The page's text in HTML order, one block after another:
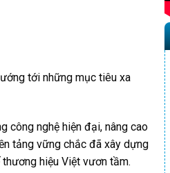
tới những mục tiêu xa
công nghệ hiện đại, nâng cao
tảng vững chắc đã xây dựng
hiệu Việt vươn tầm.